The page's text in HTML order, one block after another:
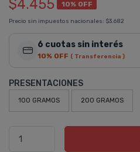
$4.455 10% OFF
Precio sin impuestos nacionales: $3.682
6 cuotas sin interés
10% OFF ( Transferencia )
PRESENTACIONES
100 GRAMOS 200 GRAMOS